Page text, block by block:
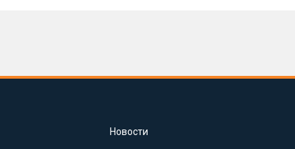
Новости